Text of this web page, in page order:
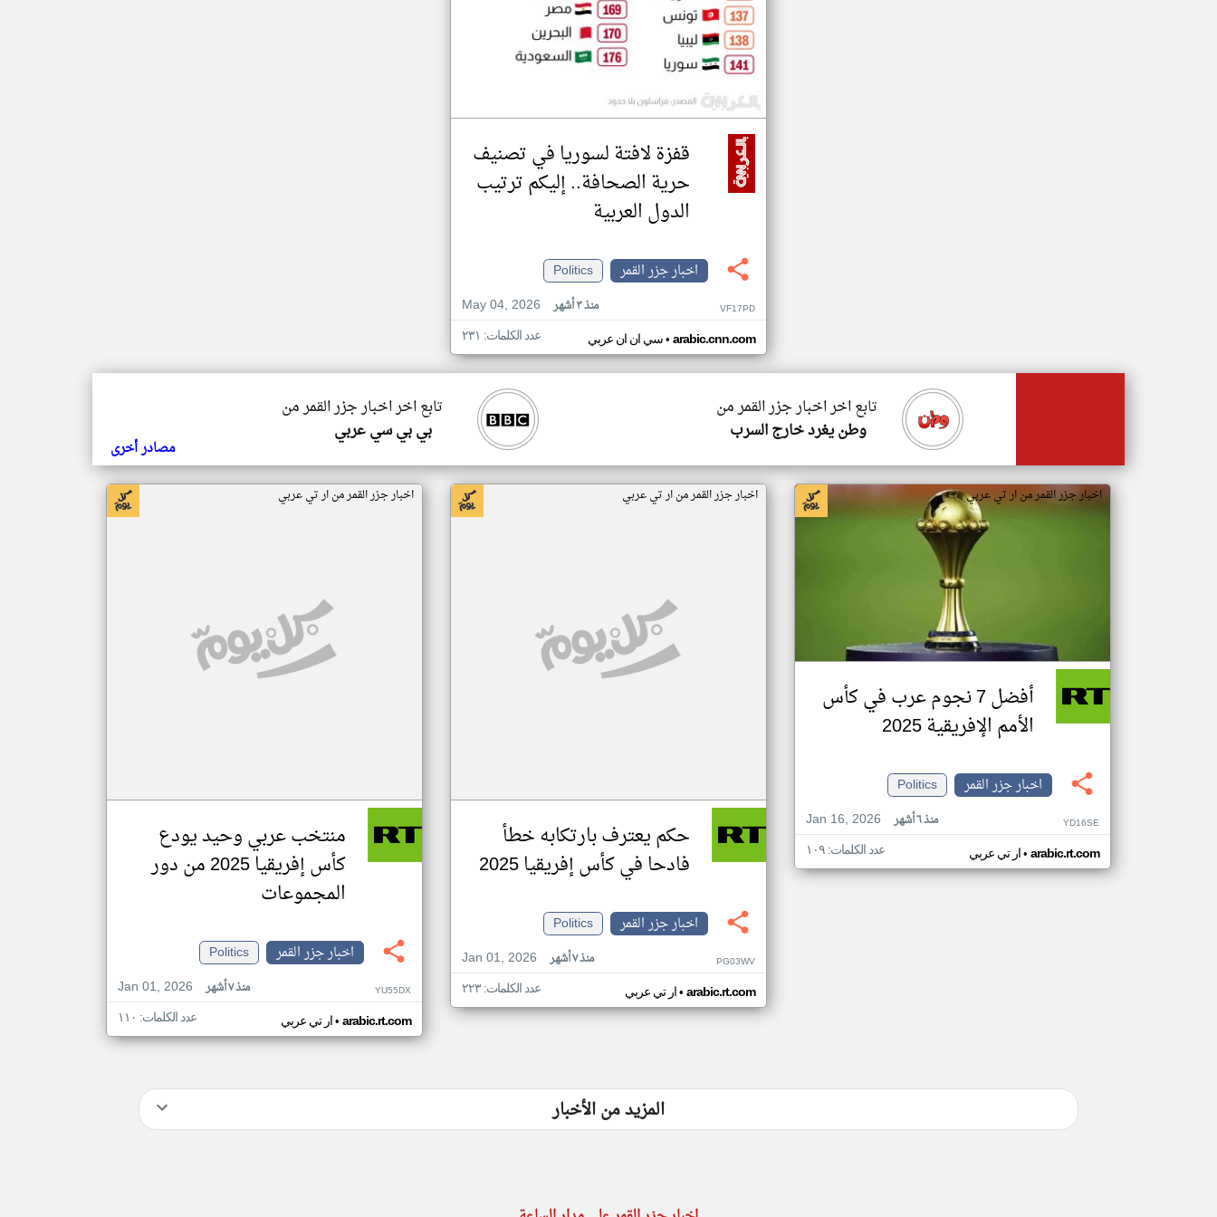
قفزة لافتة لسوريا في تصنيف
حرية الصحافة.. إليكم ترتيب
الدول العربية
اخبار جزر القمر
Politics
May 04, 2026
منذ ٣ أشهر VF17PD
سي ان ان عربي• arabic.cnn.com عدد الكلمات: ٢٣١
تابع اخر اخبار جزر القمر من
بي بي سي عربي
تابع اخر اخبار جزر القمر من
وطن يغرد خارج السرب
مصادر أخرى
اخبار جزر القمر من ار تي عربي
أفضل 7 نجوم عرب في كأس
الأمم الإفريقية 2025
اخبار جزر القمر
Politics
Jan 16, 2026
منذ ٦ أشهر YD16SE
ار تي عربي• arabic.rt.com عدد الكلمات: ١٠٩
اخبار جزر القمر من ار تي عربي
حكم يعترف بارتكابه خطأ
فادحا في كأس إفريقيا 2025
اخبار جزر القمر
Politics
Jan 01, 2026
منذ ٧ أشهر PG03WV
ار تي عربي• arabic.rt.com عدد الكلمات: ٢٢٣
اخبار جزر القمر من ار تي عربي
منتخب عربي وحيد يودع
كأس إفريقيا 2025 من دور
المجموعات
اخبار جزر القمر
Politics
Jan 01, 2026
منذ ٧ أشهر YU55DX
ار تي عربي• arabic.rt.com عدد الكلمات: ١١٠
المزيد من الأخبار